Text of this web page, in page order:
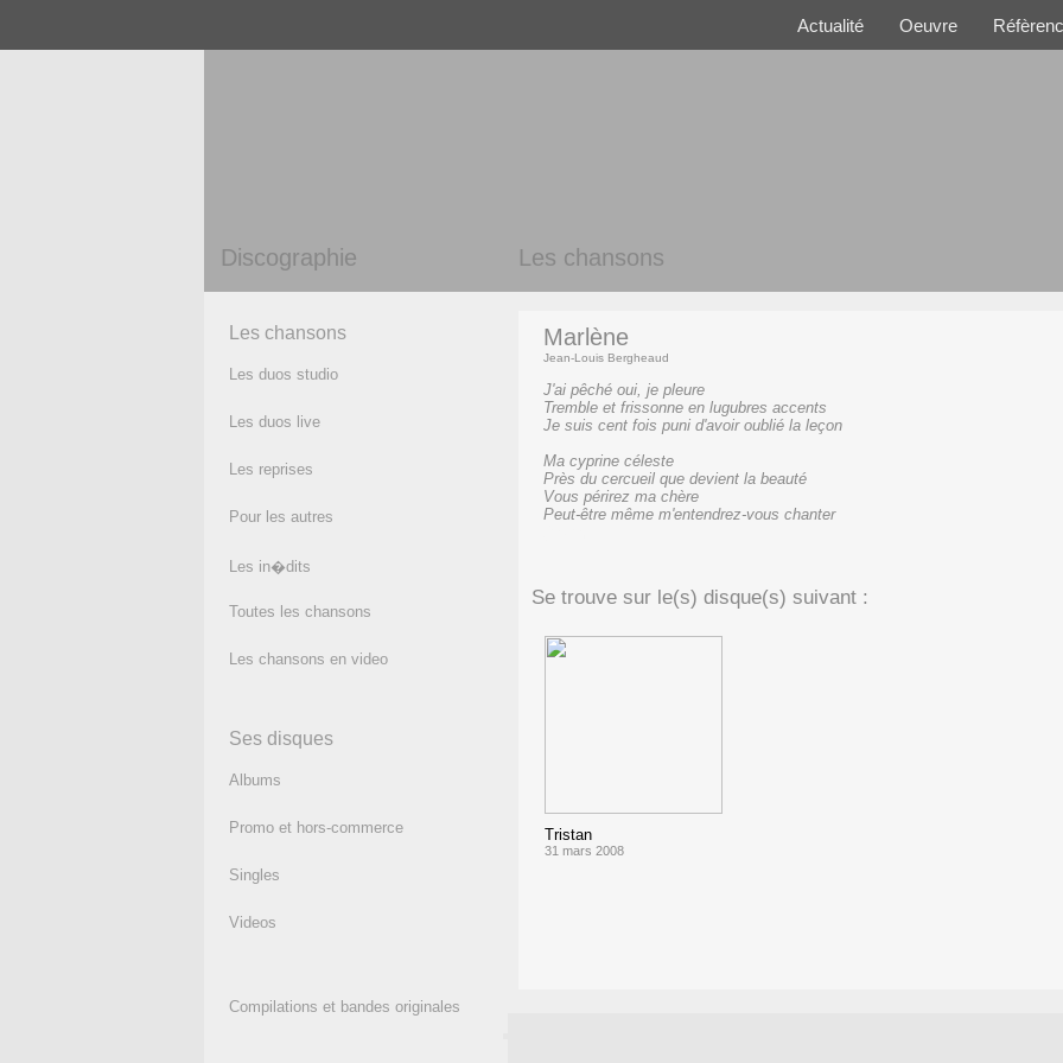
Discographie Les chansons
Les chansons
Les duos studio
Les duos live
Les reprises
Pour les autres
Les in�dits
Toutes les chansons
Les chansons en video
Ses disques
Albums
Promo et hors-commerce
Singles
Videos
Compilations et bandes originales
Marlène
Jean-Louis Bergheaud
J'ai pêché oui, je pleure
Tremble et frissonne en lugubres accents
Je suis cent fois puni d'avoir oublié la leçon
Ma cyprine céleste
Près du cercueil que devient la beauté
Vous périrez ma chère
Peut-être même m'entendrez-vous chanter
Se trouve sur le(s) disque(s) suivant :
Tristan
31 mars 2008
Actualité Oeuvre